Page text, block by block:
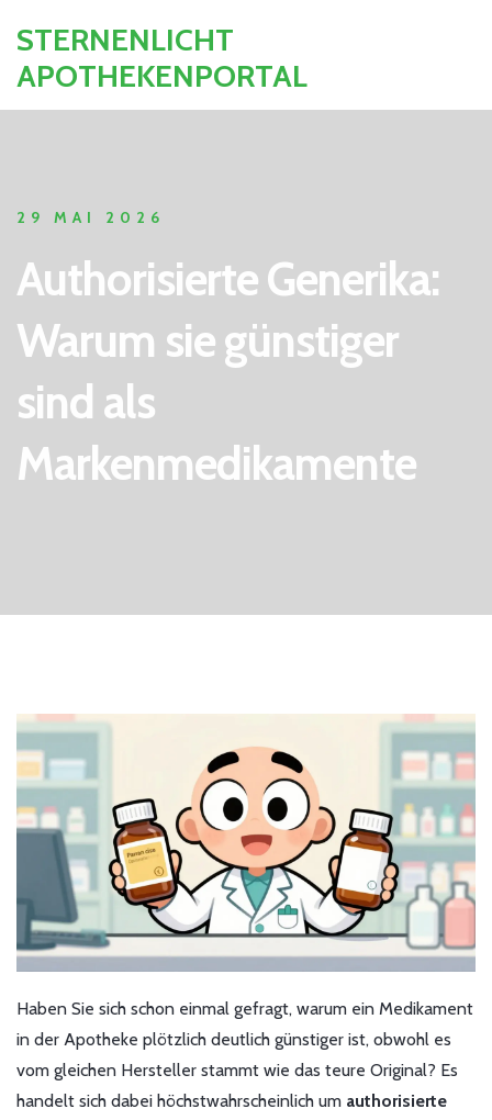
STERNENLICHT
APOTHEKENPORTAL
29 MAI 2026
Authorisierte Generika:
Warum sie günstiger
sind als
Markenmedikamente
Haben Sie sich schon einmal gefragt, warum ein Medikament
in der Apotheke plötzlich deutlich günstiger ist, obwohl es
vom gleichen Hersteller stammt wie das teure Original? Es
handelt sich dabei höchstwahrscheinlich um authorisierte